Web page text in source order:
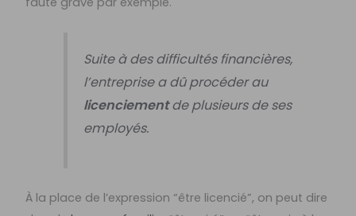
Suite à des difficultés financières,
l’entreprise a dû procéder au
licenciementde plusieurs de ses
employés.
À la place de l’expression “être licencié”, on peut dire